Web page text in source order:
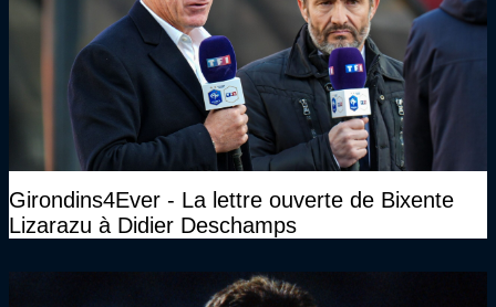
Girondins4Ever - La lettre ouverte de Bixente
Lizarazu à Didier Deschamps